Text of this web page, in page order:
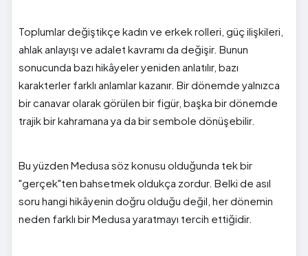
Toplumlar değiştikçe kadın ve erkek rolleri, güç ilişkileri,
ahlak anlayışı ve adalet kavramı da değişir. Bunun
sonucunda bazı hikâyeler yeniden anlatılır, bazı
karakterler farklı anlamlar kazanır. Bir dönemde yalnızca
bir canavar olarak görülen bir figür, başka bir dönemde
trajik bir kahramana ya da bir sembole dönüşebilir.
Bu yüzden Medusa söz konusu olduğunda tek bir
"gerçek"ten bahsetmek oldukça zordur. Belki de asıl
soru hangi hikâyenin doğru olduğu değil, her dönemin
neden farklı bir Medusa yaratmayı tercih ettiğidir.